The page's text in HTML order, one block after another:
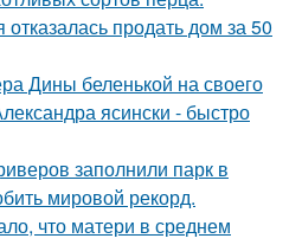
продать дом за 50
Дины беленькой на своего
ясински - быстро
заполнили парк в
мировой рекорд.
что матери в среднем